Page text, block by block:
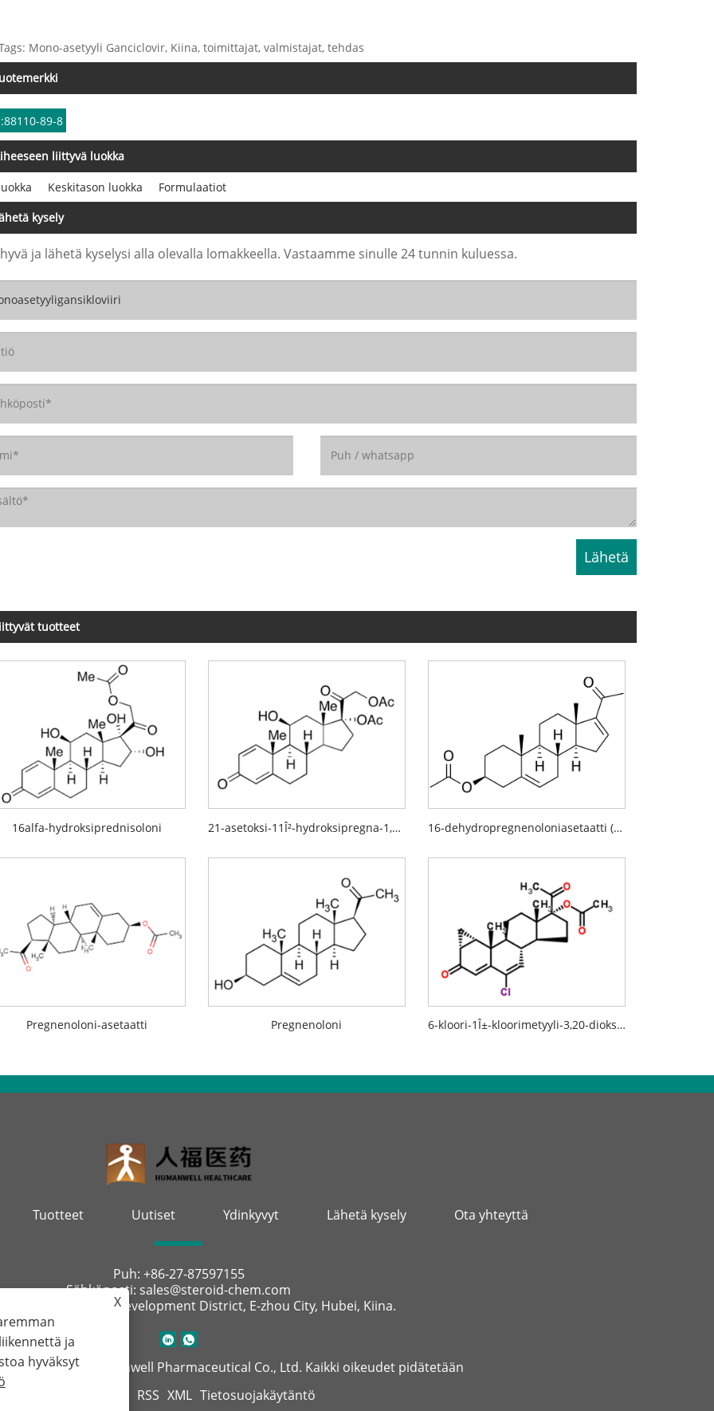
Mono-asetyyli Ganciclovir, Kiina, toimittajat, valmistajat, tehdas
89-8
liittyvä luokka
Keskitason luokka Formulaatiot
kysely
ja lähetä kyselysi alla olevalla lomakkeella. Vastaamme sinulle 24 tunnin kuluessa.
tuotteet
16alfa-hydroksiprednisoloni 21-asetoksi-11Î²-hydroksipregna-1,4,16-trieeni-3,20-dioni 16-dehydropregnenoloniasetaatti (16-DPA)
Pregnenoloni-asetaatti Pregnenoloni 6-kloori-1Î±-kloorimetyyli-3,20-dioksopregna-4,6-dien-17Î±-asetoksi
Tuotteet Uutiset Ydinkyvyt Lähetä kysely Ota yhteyttä
Puh: +86-27-87597155
Sähköposti: sales@steroid-chem.com
Gedian Economic Development District, E-zhou City, Hubei, Kiina.
Gedian Humanwell Pharmaceutical Co., Ltd. Kaikki oikeudet pidätetään
RSS XML Tietosuojakäytäntö
X
ja
hyväksyt